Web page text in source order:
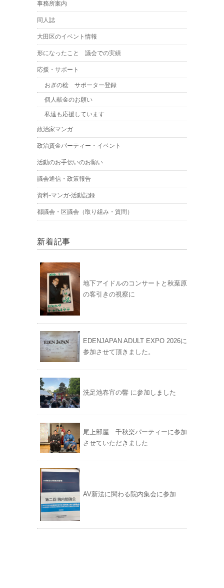
事務所案内
同人誌
大田区のイベント情報
形になったこと 議会での実績
応援・サポート
おぎの稔 サポーター登録
個人献金のお願い
私達も応援しています
政治家マンガ
政治資金パーティー・イベント
活動のお手伝いのお願い
議会通信・政策報告
資料-マンガ-活動記録
都議会・区議会（取り組み・質問）
新着記事
地下アイドルのコンサートと秋葉原
の客引きの視察に
EDENJAPAN ADULT EXPO 2026に
参加させて頂きました。
洗足池春宵の響 に参加しました
尾上部屋 千秋楽パーティーに参加
させていただきました
AV新法に関わる院内集会に参加